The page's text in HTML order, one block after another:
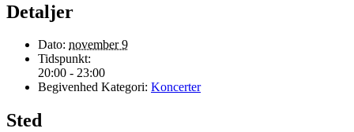
Detaljer
Dato: november 9
Tidspunkt:
20:00 - 23:00
Begivenhed Kategori: Koncerter
Sted